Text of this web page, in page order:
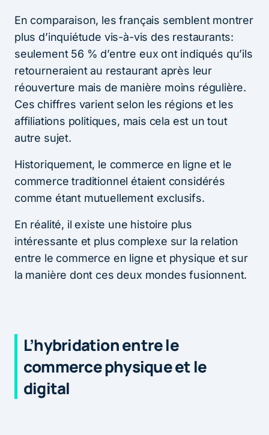
En comparaison, les français semblent montrer
plus d’inquiétude vis-à-vis des restaurants:
seulement 56 % d’entre eux ont indiqués qu’ils
retourneraient au restaurant après leur
réouverture mais de manière moins régulière.
Ces chiffres varient selon les régions et les
affiliations politiques, mais cela est un tout
autre sujet.
Historiquement, le commerce en ligne et le
commerce traditionnel étaient considérés
comme étant mutuellement exclusifs.
En réalité, il existe une histoire plus
intéressante et plus complexe sur la relation
entre le commerce en ligne et physique et sur
la manière dont ces deux mondes fusionnent.
L’hybridation entre le
commerce physique et le
digital